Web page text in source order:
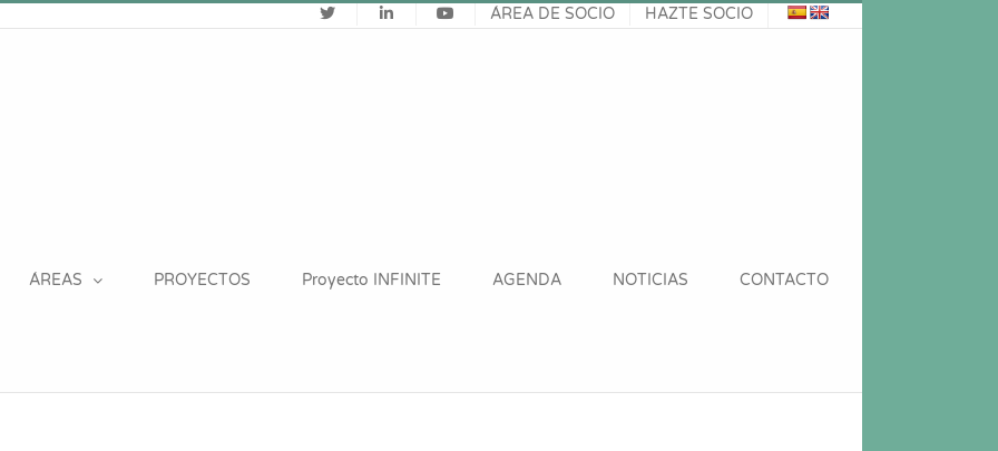
ÁREA DE SOCIO HAZTE SOCIO
ÁREAS PROYECTOS Proyecto INFINITE AGENDA NOTICIAS CONTACTO